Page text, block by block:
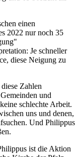
einen
2022 nur noch 35
Je schneller
diese Neigung zu
Zahlen
und
schlechte Arbeit.
uns und denen,
Und Philippus
ist die Aktion